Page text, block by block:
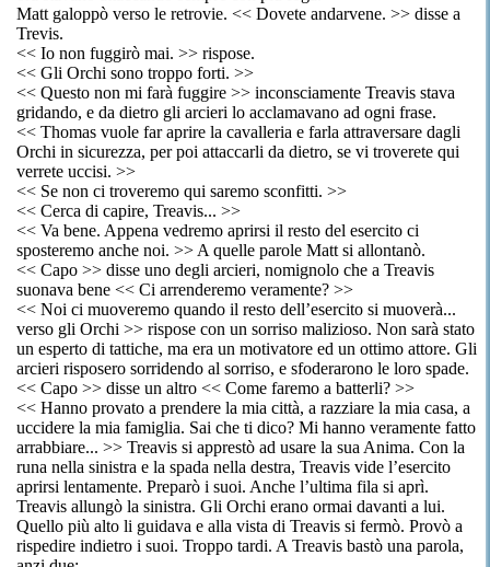
Matt galoppò verso le retrovie. << Dovete andarvene. >> disse a
Trevis.
<< Io non fuggirò mai. >> rispose.
<< Gli Orchi sono troppo forti. >>
<< Questo non mi farà fuggire >> inconsciamente Treavis stava
gridando, e da dietro gli arcieri lo acclamavano ad ogni frase.
<< Thomas vuole far aprire la cavalleria e farla attraversare dagli
Orchi in sicurezza, per poi attaccarli da dietro, se vi troverete qui
verrete uccisi. >>
<< Se non ci troveremo qui saremo sconfitti. >>
<< Cerca di capire, Treavis... >>
<< Va bene. Appena vedremo aprirsi il resto del esercito ci
sposteremo anche noi. >> A quelle parole Matt si allontanò.
<< Capo >> disse uno degli arcieri, nomignolo che a Treavis
suonava bene << Ci arrenderemo veramente? >>
<< Noi ci muoveremo quando il resto dell’esercito si muoverà...
verso gli Orchi >> rispose con un sorriso malizioso. Non sarà stato
un esperto di tattiche, ma era un motivatore ed un ottimo attore. Gli
arcieri risposero sorridendo al sorriso, e sfoderarono le loro spade.
<< Capo >> disse un altro << Come faremo a batterli? >>
<< Hanno provato a prendere la mia città, a razziare la mia casa, a
uccidere la mia famiglia. Sai che ti dico? Mi hanno veramente fatto
arrabbiare... >> Treavis si apprestò ad usare la sua Anima. Con la
runa nella sinistra e la spada nella destra, Treavis vide l’esercito
aprirsi lentamente. Preparò i suoi. Anche l’ultima fila si aprì.
Treavis allungò la sinistra. Gli Orchi erano ormai davanti a lui.
Quello più alto li guidava e alla vista di Treavis si fermò. Provò a
rispedire indietro i suoi. Troppo tardi. A Treavis bastò una parola,